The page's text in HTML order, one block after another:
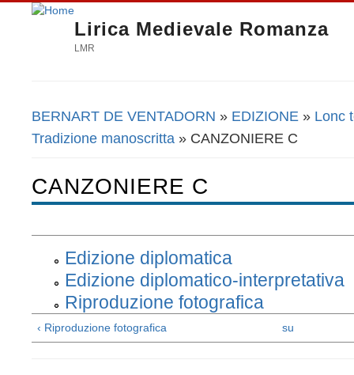
Lirica Medievale Romanza
LMR
Tu sei qui
BERNART DE VENTADORN » EDIZIONE » Lonc
Tradizione manoscritta » CANZONIERE C
CANZONIERE C
Edizione diplomatica
Edizione diplomatico-interpretativa
Riproduzione fotografica
‹ Riproduzione fotografica su